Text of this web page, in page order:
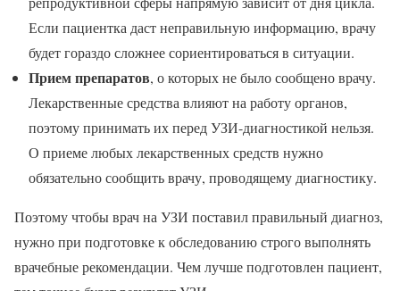
Если пациентка даст неправильную информацию, врачу
будет гораздо сложнее сориентироваться в ситуации.
Прием препаратов, о которых не было сообщено врачу.
Лекарственные средства влияют на работу органов,
поэтому принимать их перед УЗИ-диагностикой нельзя.
О приеме любых лекарственных средств нужно
обязательно сообщить врачу, проводящему диагностику.
Поэтому чтобы врач на УЗИ поставил правильный диагноз,
нужно при подготовке к обследованию строго выполнять
врачебные рекомендации. Чем лучше подготовлен пациент,